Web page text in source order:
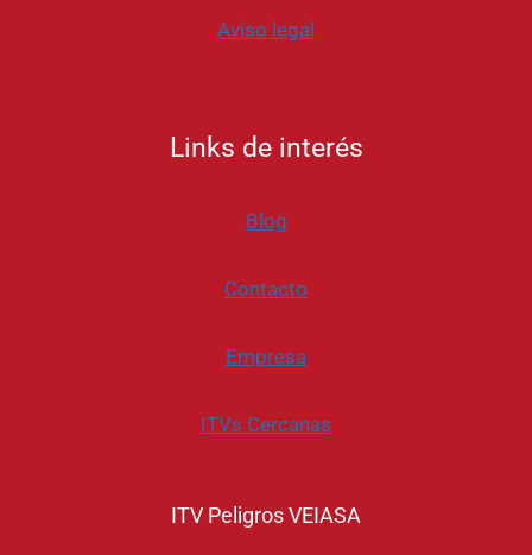
Aviso legal
Links de interés
Blog
Contacto
Empresa
ITVs Cercanas
ITV Peligros VEIASA